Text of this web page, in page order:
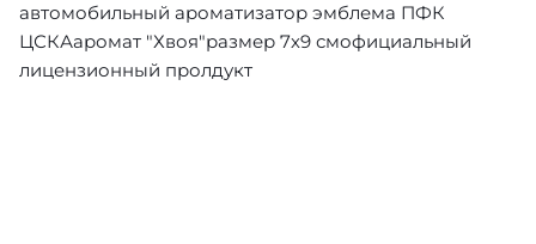
автомобильный ароматизатор эмблема ПФК
ЦСКАаромат "Хвоя"размер 7х9 смофициальный
лицензионный пролдукт